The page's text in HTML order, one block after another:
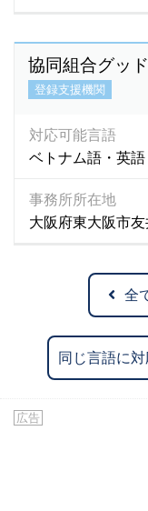
協同組合グッ
登録支援機関
対応可能言語
ベトナム語・英語
事務所所在地
大阪府東大阪市
全
同じ言語に
広告